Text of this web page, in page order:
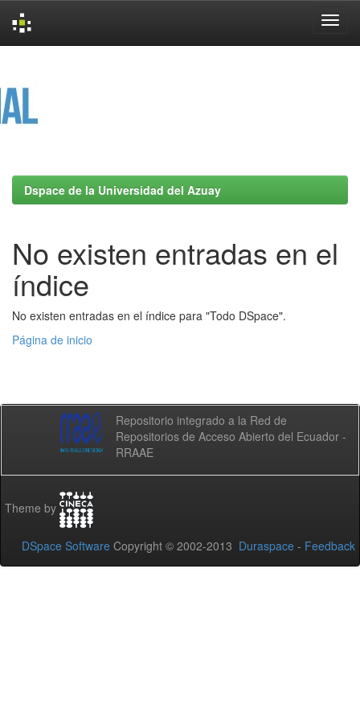
Dspace de la Universidad del Azuay
No existen entradas en el
índice
No existen entradas en el índice para "Todo DSpace".
Página de inicio
Repositorio integrado a la Red de
Repositorios de Acceso Abierto del Ecuador -
RRAAE
Theme by
DSpace Software Copyright © 2002-2013 Duraspace - Feedback